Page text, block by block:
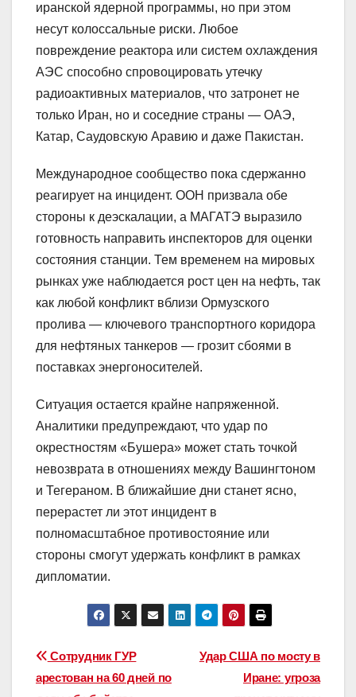
иранской ядерной программы, но при этом
несут колоссальные риски. Любое
повреждение реактора или систем охлаждения
АЭС способно спровоцировать утечку
радиоактивных материалов, что затронет не
только Иран, но и соседние страны — ОАЭ,
Катар, Саудовскую Аравию и даже Пакистан.
Международное сообщество пока сдержанно
реагирует на инцидент. ООН призвала обе
стороны к деэскалации, а МАГАТЭ выразило
готовность направить инспекторов для оценки
состояния станции. Тем временем на мировых
рынках уже наблюдается рост цен на нефть, так
как любой конфликт вблизи Ормузского
пролива — ключевого транспортного коридора
для нефтяных танкеров — грозит сбоями в
поставках энергоносителей.
Ситуация остается крайне напряженной.
Аналитики предупреждают, что удар по
окрестностям «Бушера» может стать точкой
невозврата в отношениях между Вашингтоном
и Тегераном. В ближайшие дни станет ясно,
перерастет ли этот инцидент в
полномасштабное противостояние или
стороны смогут удержать конфликт в рамках
дипломатии.
Навигация
Удар США по мосту в
Иране: угроза
Сотрудник ГУР
арестован на 60 дней по